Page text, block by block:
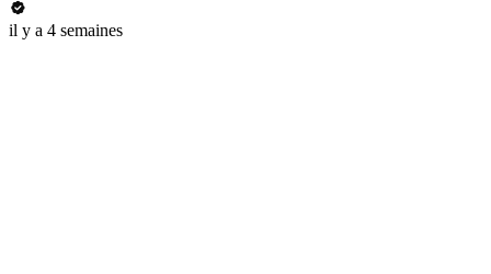
il y a 4 semaines